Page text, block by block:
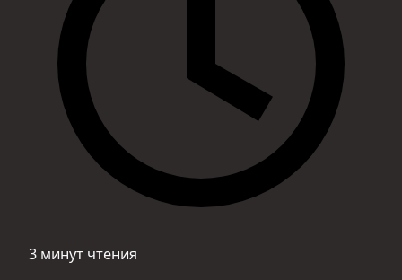
3 минут чтения